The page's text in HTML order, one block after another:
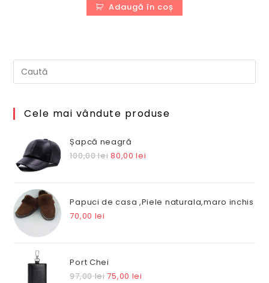
Adaugă în coș
Cele mai vândute produse
Șapcă neagră
100,00lei Prețul
fost:
80,00lei
80,00 lei.
Papuci de casa ,Piele naturala,maro inchis
70,00 lei
Port Chei
97,00leiPrețul
75,00 lei